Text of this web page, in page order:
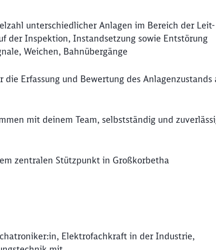
unterschiedlicher Anlagen im Bereich der Leit-
der Inspektion, Instandsetzung sowie Entstörung
Weichen, Bahnübergänge
Erfassung und Bewertung des Anlagenzustands
mit deinem Team, selbstständig und
zentralen Stützpunkt in Großkorbetha
Elektrofachkraft in der Industrie,